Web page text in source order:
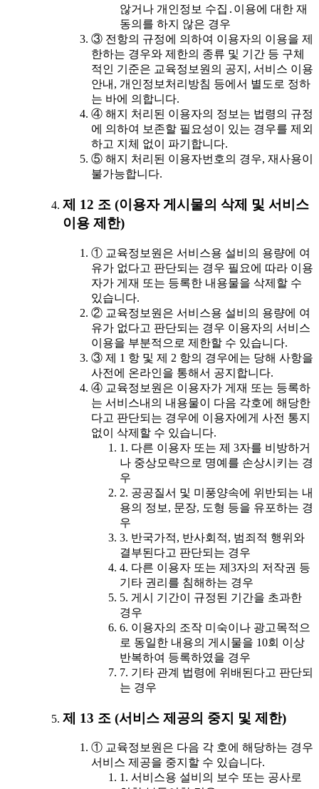
않거나 개인정보 수집․이용에 대한 재
동의를 하지 않은 경우
③ 전항의 규정에 의하여 이용자의 이용을 제
한하는 경우와 제한의 종류 및 기간 등 구체
적인 기준은 교육정보원의 공지, 서비스 이용
안내, 개인정보처리방침 등에서 별도로 정하
는 바에 의합니다.
④ 해지 처리된 이용자의 정보는 법령의 규정
에 의하여 보존할 필요성이 있는 경우를 제외
하고 지체 없이 파기합니다.
⑤ 해지 처리된 이용자번호의 경우, 재사용이
불가능합니다.
제 12 조 (이용자 게시물의 삭제 및 서비스
이용 제한)
① 교육정보원은 서비스용 설비의 용량에 여
유가 없다고 판단되는 경우 필요에 따라 이용
자가 게재 또는 등록한 내용물을 삭제할 수
있습니다.
② 교육정보원은 서비스용 설비의 용량에 여
유가 없다고 판단되는 경우 이용자의 서비스
이용을 부분적으로 제한할 수 있습니다.
③ 제 1 항 및 제 2 항의 경우에는 당해 사항을
사전에 온라인을 통해서 공지합니다.
④ 교육정보원은 이용자가 게재 또는 등록하
는 서비스내의 내용물이 다음 각호에 해당한
다고 판단되는 경우에 이용자에게 사전 통지
없이 삭제할 수 있습니다.
1. 다른 이용자 또는 제 3자를 비방하거
나 중상모략으로 명예를 손상시키는 경
우
2. 공공질서 및 미풍양속에 위반되는 내
용의 정보, 문장, 도형 등을 유포하는 경
우
3. 반국가적, 반사회적, 범죄적 행위와
결부된다고 판단되는 경우
4. 다른 이용자 또는 제3자의 저작권 등
기타 권리를 침해하는 경우
5. 게시 기간이 규정된 기간을 초과한
경우
6. 이용자의 조작 미숙이나 광고목적으
로 동일한 내용의 게시물을 10회 이상
반복하여 등록하였을 경우
7. 기타 관계 법령에 위배된다고 판단되
는 경우
제 13 조 (서비스 제공의 중지 및 제한)
① 교육정보원은 다음 각 호에 해당하는 경우
서비스 제공을 중지할 수 있습니다.
1. 서비스용 설비의 보수 또는 공사로